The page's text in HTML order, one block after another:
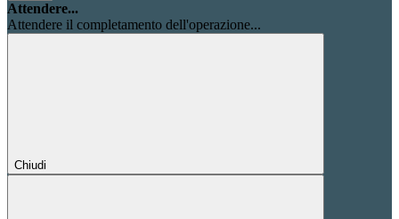
Attendere...
Attendere il completamento dell'operazione...
Chiudi